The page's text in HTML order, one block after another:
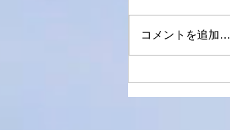
コメントを追加…